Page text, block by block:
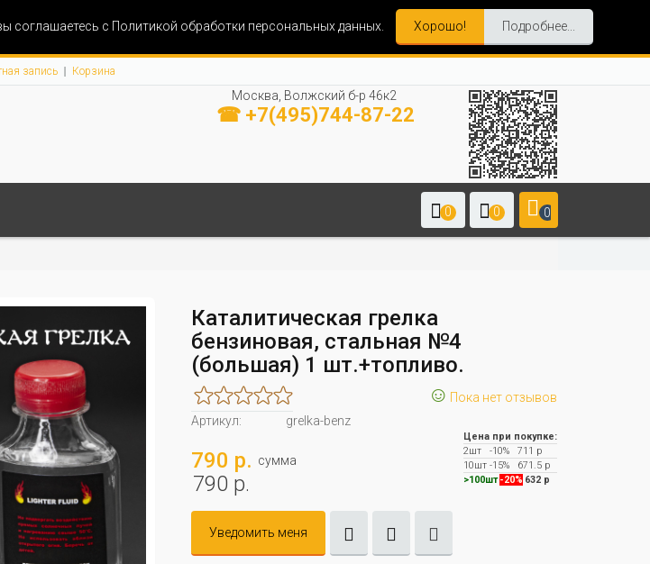
с Политикой обработки персональных данных. Хорошо! Подробнее...
запись Корзина
Москва, Волжский б-р 46к2
☎ +7(495)744-87-22
0 0 0
Каталитическая грелка
бензиновая, стальная №4
(большая) 1 шт.+топливо.
☺ Пока нет отзывов
Артикул:
grelka-benz
790 р. сумма
790 р.
Цена при покупке:
2шт
-10%
711 р
10шт -15%
671.5 р
>100шт -20% 632 р
Уведомить меня